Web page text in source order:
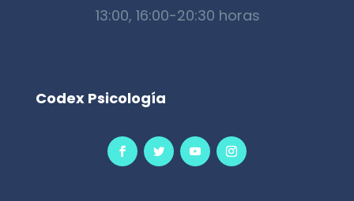
13:00, 16:00-20:30 horas
Codex Psicología